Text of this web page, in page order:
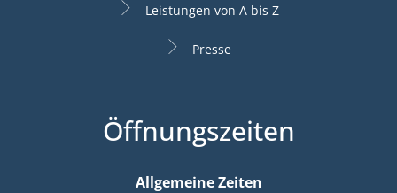
Leistungen von A bis Z
Presse
Öffnungszeiten
Allgemeine Zeiten